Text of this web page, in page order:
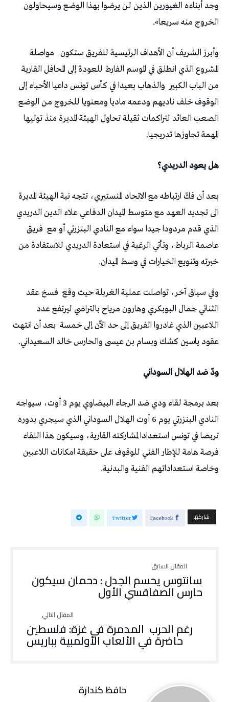
وجد أبناءه الغيورين الذين لن يرضوا بهذا الوضع وسيحاولون
الخروج منه سريعا».
وأبرز الشريف أن الأهداف الرئيسية للفريق ستكون
مواصلة
المشروع الذي انطلق في الموسم الفارط للعودة إلى المحافل القارية
من الباب الكبير والذهاب بعيدا في كأس تونس داعيا الأحباء إلى
الوقوف خلف ناديهم ودعمه ماديا ومعنويا للخروج من الوضع
الصعب العائد لتراكمات ثقيلة تحاول الهيئة المديرة منذ توليها
المهمة تجاوزها تدريجيا.
هل يعود الدريدي؟
بعد أن فكّ ارتباطه مع الاتحاد المنستيري، تتجه نية الهيئة المديرة
الى تجديد العهد مع متوسط الميدان الدفاعي علاء الدين الدريدي
الذي قدم مردودا جيدا سواء مع النادي البنزرتي أو مع فريق
عاصمة الرباط، وتأتي الرغبة في استعادة الدريدي للاستفادة من
خبرته وتنويع الخيارات في وسط الميدان.
وفي سياق آخر، تواصلت عملية الغربلة حيث وقع فسخ عقد
الثنائي جمال البوبكري وهارون مرياح بالتراضي ليرتفع عدد
اللاعبين الذي غادروا الفريق إلى حد الآن إلى خمسة بعد أن انتهت
عقود ياسين كشك وبسام بن عيسى والحارس خالد السعيداني.
ودّ ضد الهلال السوداني
بعد برمجة لقاء ودي ضد الرجاء البيضاوي يوم 3 أوت، سيواجه
النادي البنزرتي يوم 6 أوت الهلال السوداني الذي سيجري بدوره
تربصا في تونس استعدادا لمشاركته القارية، وسيكون هذا اللقاء
فرصة هامة للإطار الفني للوقوف على حقيقة امكانات اللاعبين
وخاصة استعداداتهم الفنية والبدنية.
‫‫ شاركها‬ Facebook
Twitter
سانتوس يحسم الجدل : دحمان سيكون
حارس الصفاقسي الأول
رغم الحرب المدمرة في غزة: فلسطين
حاضرة في الألعاب الأولمبية بباريس
حافظ كندارة